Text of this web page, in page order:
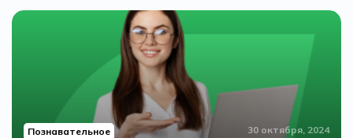
Познавательное 30 октября, 2024